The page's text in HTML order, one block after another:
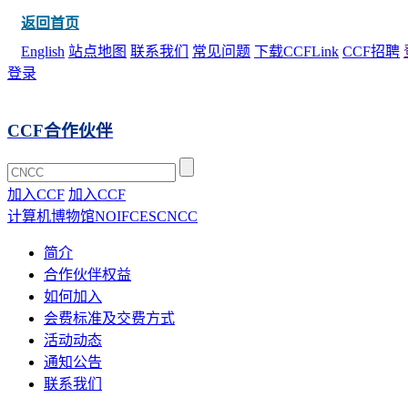
返回首页
English 站点地图 联系我们 常见问题 下载CCFLink CCF招聘
登录
CCF合作伙伴
加入CCF 加入CCF
计算机博物馆NOIFCESCNCC
简介
合作伙伴权益
如何加入
会费标准及交费方式
活动动态
通知公告
联系我们